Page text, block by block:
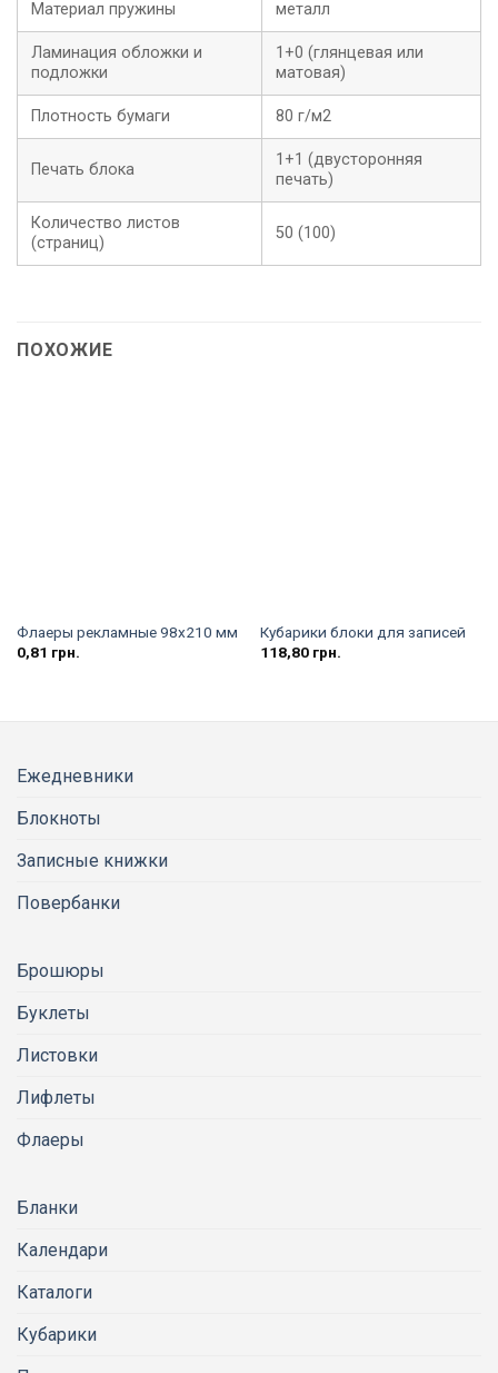
Материал пружины металл
Ламинация обложки и
подложки
1+0 (глянцевая или
матовая)
Плотность бумаги 80 г/м2
Печать блока
1+1 (двусторонняя
печать)
Количество листов
(страниц)
50 (100)
ПОХОЖИЕ
Флаеры рекламные 98х210 мм
0,81 грн.
Кубарики блоки для записей
118,80 грн.
Ежедневники
Блокноты
Записные книжки
Повербанки
Брошюры
Буклеты
Листовки
Лифлеты
Флаеры
Бланки
Календари
Каталоги
Кубарики